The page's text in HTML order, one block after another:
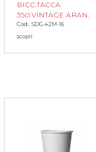
BICC.TACCA
35cl.VINTAGE ARAN.
Cod.: SDG.42M-16
scopri